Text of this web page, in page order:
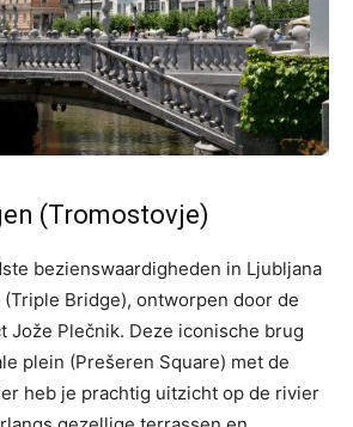
(Tromostovje)
bezienswaardigheden in Ljubljana
Bridge), ontworpen door de
Jože Plečnik. Deze iconische brug
plein (Prešeren Square) met de
heb je prachtig uitzicht op de rivier